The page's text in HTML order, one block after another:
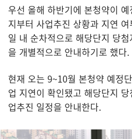
우선 올해 하반기에 본청약이
지부터 사업추진 상황과 지연
일 내 순차적으로 해당단지 당
을 개별적으로 안내하기로 했다.
현재 오는 9~10월 본청약 예정
업 지연이 확인됐고 해당단지
업추진 일정을 안내한다.